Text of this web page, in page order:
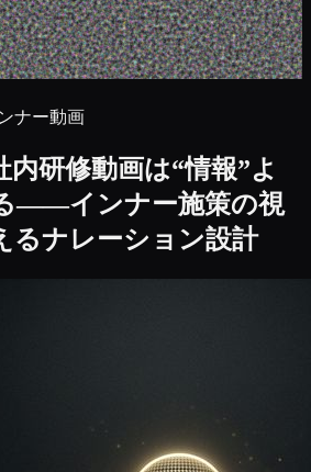
ナー動画
内研修動画は“情報”よ
――インナー施策の視
るナレーション設計